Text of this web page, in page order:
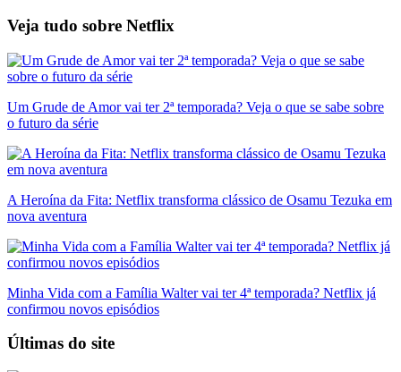
Veja tudo sobre Netflix
Um Grude de Amor vai ter 2ª temporada? Veja o que se sabe sobre
o futuro da série
A Heroína da Fita: Netflix transforma clássico de Osamu Tezuka em
nova aventura
Minha Vida com a Família Walter vai ter 4ª temporada? Netflix já
confirmou novos episódios
Últimas do site